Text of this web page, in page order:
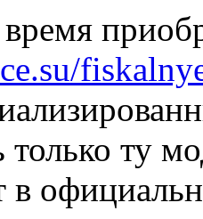
только ту
в